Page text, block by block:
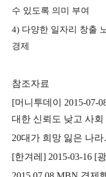
수 있도록 의미 부여
4) 다양한 일자리 창출
경제
참조자료
[머니투데이 2015-07-
대한 신뢰도 낮고 사
20대가 희망 잃은 나
[한겨레] 2015-03-16 [